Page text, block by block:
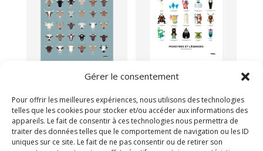
Gérer le consentement
Pour offrir les meilleures expériences, nous utilisons des technologies
telles que les cookies pour stocker et/ou accéder aux informations des
appareils. Le fait de consentir à ces technologies nous permettra de
traiter des données telles que le comportement de navigation ou les ID
uniques sur ce site. Le fait de ne pas consentir ou de retirer son
Affiche vaches de
France
39,00€
Victime de son succès
Affiche monstres
et légendes
39,00€
Plus que 1 en stock